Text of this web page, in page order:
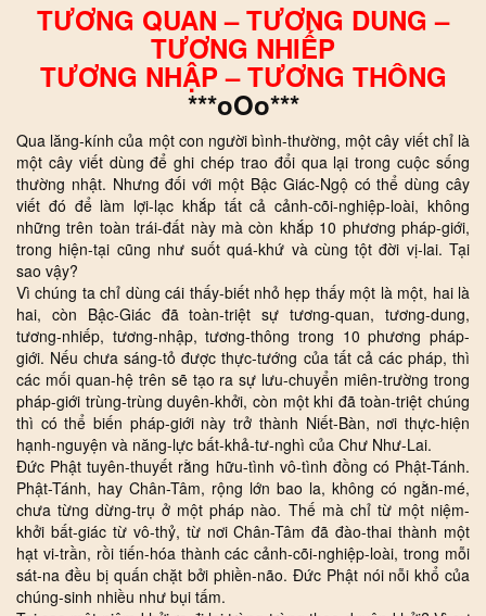
TƯƠNG QUAN – TƯƠNG DUNG –
TƯƠNG NHIẾP
TƯƠNG NHẬP – TƯƠNG THÔNG
***oOo***
Qua lăng-kính của một con người bình-thường, một cây viết chỉ là
một cây viết dùng để ghi chép trao đổi qua lại trong cuộc sống
thường nhật. Nhưng đối với một Bậc Giác-Ngộ có thể dùng cây
viết đó để làm lợi-lạc khắp tất cả cảnh-cõi-nghiệp-loài, không
những trên toàn trái-đất này mà còn khắp 10 phương pháp-giới,
trong hiện-tại cũng như suốt quá-khứ và cùng tột đời vị-lai. Tại
sao vậy?
Vì chúng ta chỉ dùng cái thấy-biết nhỏ hẹp thấy một là một, hai là
hai, còn Bậc-Giác đã toàn-triệt sự tương-quan, tương-dung,
tương-nhiếp, tương-nhập, tương-thông trong 10 phương pháp-
giới. Nếu chưa sáng-tỏ được thực-tướng của tất cả các pháp, thì
các mối quan-hệ trên sẽ tạo ra sự lưu-chuyển miên-trường trong
pháp-giới trùng-trùng duyên-khởi, còn một khi đã toàn-triệt chúng
thì có thể biến pháp-giới này trở thành Niết-Bàn, nơi thực-hiện
hạnh-nguyện và năng-lực bất-khả-tư-nghì của Chư Như-Lai.
Đức Phật tuyên-thuyết rằng hữu-tình vô-tình đồng có Phật-Tánh.
Phật-Tánh, hay Chân-Tâm, rộng lớn bao la, không có ngằn-mé,
chưa từng dừng-trụ ở một pháp nào. Thế mà chỉ từ một niệm-
khởi bất-giác từ vô-thỷ, từ nơi Chân-Tâm đã đào-thai thành một
hạt vi-trần, rồi tiến-hóa thành các cảnh-cõi-nghiệp-loài, trong mỗi
sát-na đều bị quấn chặt bởi phiền-não. Đức Phật nói nỗi khổ của
chúng-sinh nhiều như bụi tấm.